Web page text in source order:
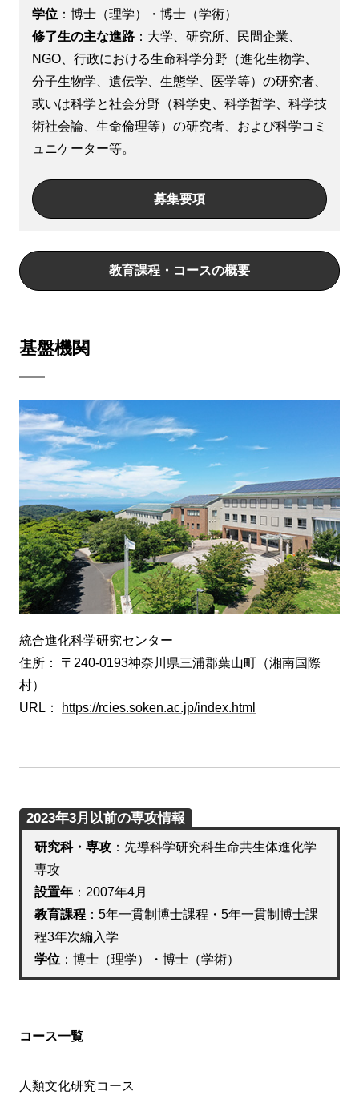
学位 ：博士（理学）・博士（学術）
修了生の主な進路 ：大学、研究所、民間企業、
NGO、行政における生命科学分野（進化生物学、
分子生物学、遺伝学、生態学、医学等）の研究者、
或いは科学と社会分野（科学史、科学哲学、科学技
術社会論、生命倫理等）の研究者、および科学コミ
ュニケーター等。
募集要項
教育課程・コースの概要
基盤機関
統合進化科学研究センター
住所： 〒240-0193神奈川県三浦郡葉山町（湘南国際
村）
URL：
https://rcies.soken.ac.jp/index.html
2023年3月以前の専攻情報
研究科・専攻 ：先導科学研究科生命共生体進化学
専攻
設置年 ：2007年4月
教育課程 ：5年一貫制博士課程・5年一貫制博士課
程3年次編入学
学位 ：博士（理学）・博士（学術）
コース一覧
人類文化研究コース